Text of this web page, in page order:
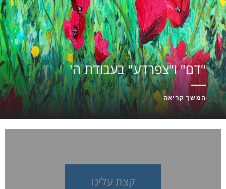
"דם" ו"צפרדע" בעבודת ה'
המשך קריאה
קצת עלינו